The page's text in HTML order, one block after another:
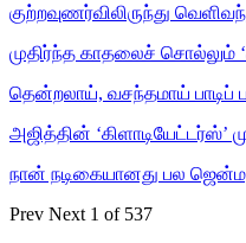
குற்றவுணர்விலிருந்து
முதிர்ந்த காதலைச்
தென்றலாய், வசந்தமாய் பாடிப்
அஜித்தின் ‘கிளாடியேட்டர்ஸ்’
நான் நடிகையானது பல
Prev Next 1 of 537